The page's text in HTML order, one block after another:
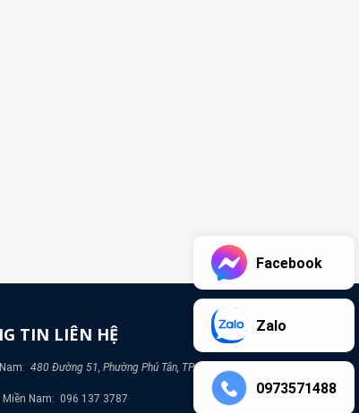
TIN LIÊN HỆ
480 Đường 51, Phường Phú Tân, TP Bình Dương
Miền Nam: 096 137 3787
Facebook
Zalo
0973571488